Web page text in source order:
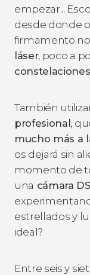
empezar...
desde donde
firmamento
láser, poco a
También
profesional,
mucho más a
os dejará sin
momento de
una cámara
estrellados y
ideal?
Entre seis y